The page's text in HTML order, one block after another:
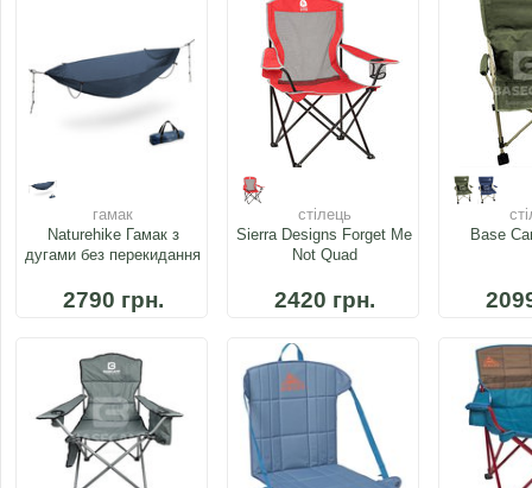
гамак
Naturehike Гамак з
дугами без перекидання
2790 грн.
стілець
Sierra Designs Forget Me
Not Quad
2420 грн.
Base